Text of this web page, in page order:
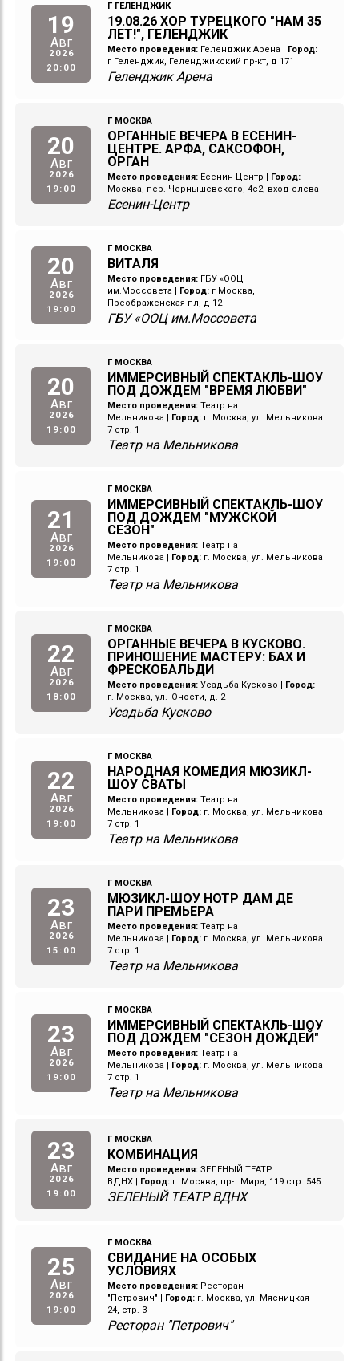
19
Авг
2026
20:00
Г ГЕЛЕНДЖИК
19.08.26 ХОР ТУРЕЦКОГО "НАМ 35
ЛЕТ!", ГЕЛЕНДЖИК
Место проведения: Геленджик Арена
Город:
г Геленджик, Геленджикский пр-кт, д 171
Геленджик Арена
20
Авг
2026
19:00
Г МОСКВА
ОРГАННЫЕ ВЕЧЕРА В ЕСЕНИН-
ЦЕНТРЕ. АРФА, САКСОФОН,
ОРГАН
Место проведения: Есенин-Центр
Город:
Москва, пер. Чернышевского, 4с2, вход слева
Есенин-Центр
20
Авг
2026
19:00
Г МОСКВА
ВИТАЛЯ
Место проведения: ГБУ «ООЦ
им.Моссовета
Город: г Москва,
Преображенская пл, д 12
ГБУ «ООЦ им.Моссовета
20
Авг
2026
19:00
Г МОСКВА
ИММЕРСИВНЫЙ СПЕКТАКЛЬ-ШОУ
ПОД ДОЖДЕМ "ВРЕМЯ ЛЮБВИ"
Место проведения: Театр на
Мельникова
Город: г. Москва, ул. Мельникова
7 стр. 1
Театр на Мельникова
21
Авг
2026
19:00
Г МОСКВА
ИММЕРСИВНЫЙ СПЕКТАКЛЬ-ШОУ
ПОД ДОЖДЕМ "МУЖСКОЙ
СЕЗОН"
Место проведения: Театр на
Мельникова
Город: г. Москва, ул. Мельникова
7 стр. 1
Театр на Мельникова
22
Авг
2026
18:00
Г МОСКВА
ОРГАННЫЕ ВЕЧЕРА В КУСКОВО.
ПРИНОШЕНИЕ МАСТЕРУ: БАХ И
ФРЕСКОБАЛЬДИ
Место проведения: Усадьба Кусково
Город:
г. Москва, ул. Юности, д. 2
Усадьба Кусково
22
Авг
2026
19:00
Г МОСКВА
НАРОДНАЯ КОМЕДИЯ МЮЗИКЛ-
ШОУ СВАТЫ
Место проведения: Театр на
Мельникова
Город: г. Москва, ул. Мельникова
7 стр. 1
Театр на Мельникова
23
Авг
2026
15:00
Г МОСКВА
МЮЗИКЛ-ШОУ НОТР ДАМ ДЕ
ПАРИ ПРЕМЬЕРА
Место проведения: Театр на
Мельникова
Город: г. Москва, ул. Мельникова
7 стр. 1
Театр на Мельникова
23
Авг
2026
19:00
Г МОСКВА
ИММЕРСИВНЫЙ СПЕКТАКЛЬ-ШОУ
ПОД ДОЖДЕМ "СЕЗОН ДОЖДЕЙ"
Место проведения: Театр на
Мельникова
Город: г. Москва, ул. Мельникова
7 стр. 1
Театр на Мельникова
23
Авг
2026
19:00
Г МОСКВА
КОМБИНАЦИЯ
Место проведения: ЗЕЛЕНЫЙ ТЕАТР
ВДНХ | Город: г. Москва, пр-т Мира, 119 стр. 545
ЗЕЛЕНЫЙ ТЕАТР ВДНХ
25
Авг
2026
19:00
Г МОСКВА
СВИДАНИЕ НА ОСОБЫХ
УСЛОВИЯХ
Место проведения: Ресторан
"Петрович"
Город: г. Москва, ул. Мясницкая
24, стр. 3
Ресторан "Петрович"